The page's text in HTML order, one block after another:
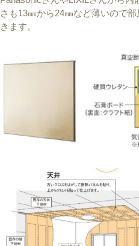
さも13㎜から24㎜など薄いので
きます。